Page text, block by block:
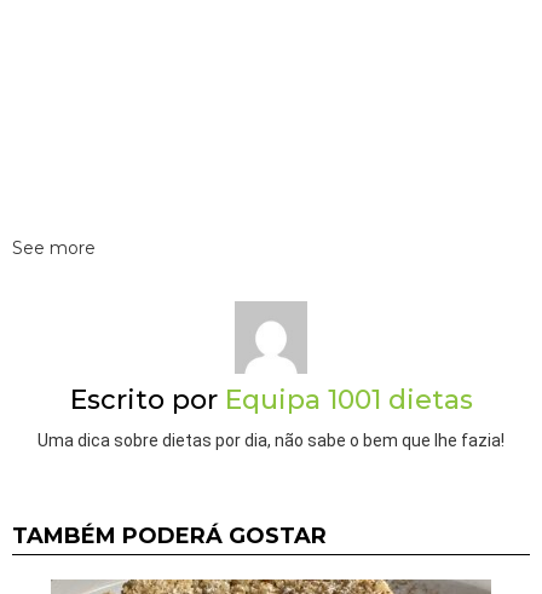
See more
Escrito por Equipa 1001 dietas
Uma dica sobre dietas por dia, não sabe o bem que lhe fazia!
TAMBÉM PODERÁ GOSTAR